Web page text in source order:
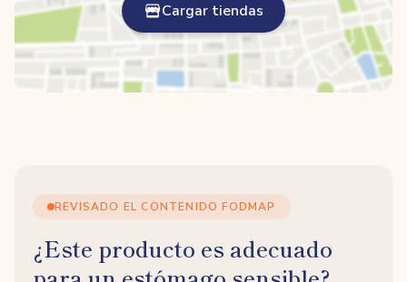
Cargar tiendas
REVISADO EL CONTENIDO FODMAP
¿Este producto es adecuado